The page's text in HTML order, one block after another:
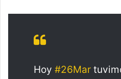
Hoy #26Mar